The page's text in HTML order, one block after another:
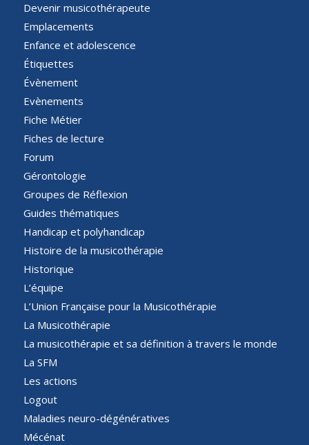
Devenir musicothérapeute
Emplacements
Enfance et adolescence
Étiquettes
Évènement
Evènements
Fiche Métier
Fiches de lecture
Forum
Gérontologie
Groupes de Réflexion
Guides thématiques
Handicap et polyhandicap
Histoire de la musicothérapie
Historique
L’équipe
L’Union Française pour la Musicothérapie
La Musicothérapie
La musicothérapie et sa définition à travers le monde
La SFM
Les actions
Logout
Maladies neuro-dégénératives
Mécénat